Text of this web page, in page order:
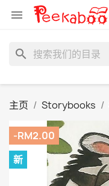

search
主页 Storybooks
-RM2.00
新